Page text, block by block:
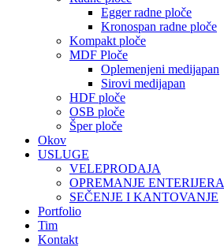
Egger radne ploče
Kronospan radne ploče
Kompakt ploče
MDF Ploče
Oplemenjeni medijapan
Sirovi medijapan
HDF ploče
OSB ploče
Šper ploče
Okov
USLUGE
VELEPRODAJA
OPREMANJE ENTERIJERA
SEČENJE I KANTOVANJE
Portfolio
Tim
Kontakt